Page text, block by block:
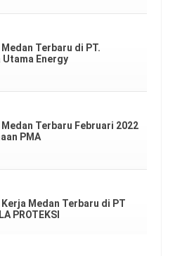
Terbaru di PT.
Energy
Terbaru Februari 2022
PMA
Medan Terbaru di PT
PROTEKSI